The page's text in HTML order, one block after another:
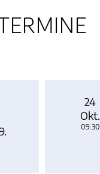
24
Okt.
09:30